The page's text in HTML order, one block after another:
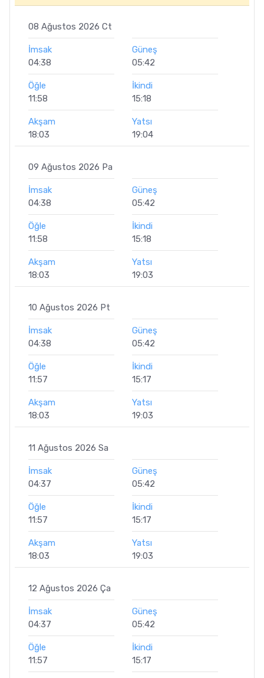
08 Ağustos 2026 Ct
İmsak
04:38
Güneş
05:42
Öğle
11:58
İkindi
15:18
Akşam
18:03
Yatsı
19:04
09 Ağustos 2026 Pa
İmsak
04:38
Güneş
05:42
Öğle
11:58
İkindi
15:18
Akşam
18:03
Yatsı
19:03
10 Ağustos 2026 Pt
İmsak
04:38
Güneş
05:42
Öğle
11:57
İkindi
15:17
Akşam
18:03
Yatsı
19:03
11 Ağustos 2026 Sa
İmsak
04:37
Güneş
05:42
Öğle
11:57
İkindi
15:17
Akşam
18:03
Yatsı
19:03
12 Ağustos 2026 Ça
İmsak
04:37
Güneş
05:42
Öğle
11:57
İkindi
15:17